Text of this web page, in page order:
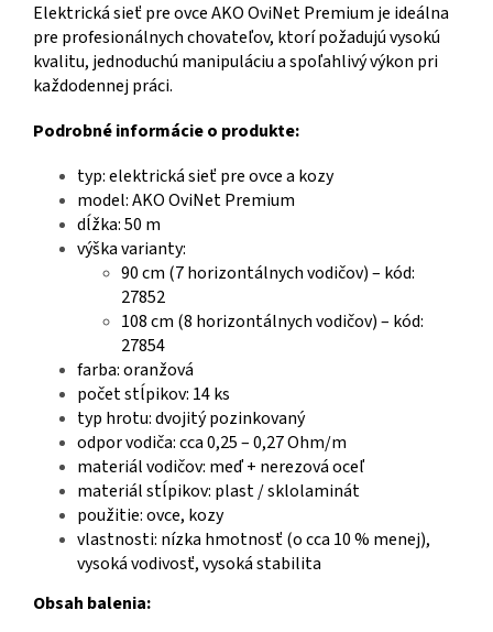
Elektrická sieť pre ovce AKO OviNet Premium je ideálna
pre profesionálnych chovateľov, ktorí požadujú vysokú
kvalitu, jednoduchú manipuláciu a spoľahlivý výkon pri
každodennej práci.
Podrobné informácie o produkte:
typ: elektrická sieť pre ovce a kozy
model: AKO OviNet Premium
dĺžka: 50 m
výška varianty:
90 cm (7 horizontálnych vodičov) – kód:
27852
108 cm (8 horizontálnych vodičov) – kód:
27854
farba: oranžová
počet stĺpikov: 14 ks
typ hrotu: dvojitý pozinkovaný
odpor vodiča: cca 0,25 – 0,27 Ohm/m
materiál vodičov: meď + nerezová oceľ
materiál stĺpikov: plast / sklolaminát
použitie: ovce, kozy
vlastnosti: nízka hmotnosť (o cca 10 % menej),
vysoká vodivosť, vysoká stabilita
Obsah balenia: